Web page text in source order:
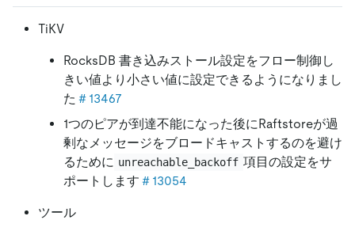
TiKV
RocksDB 書き込みストール設定をフロー制御し
きい値より小さい値に設定できるようになりまし
た ＃13467
1つのピアが到達不能になった後にRaftstoreが過
剰なメッセージをブロードキャストするのを避け
るために unreachable_backoff 項目の設定をサ
ポートします ＃13054
ツール